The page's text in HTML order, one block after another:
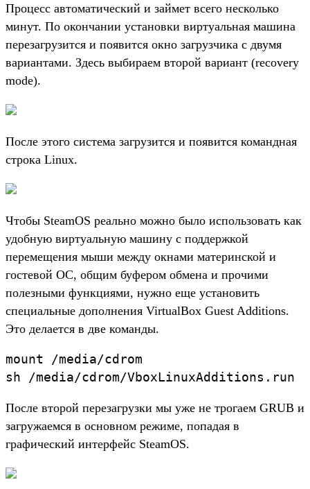
Процесс автоматический и займет всего несколько
минут. По окончании установки виртуальная машина
перезагрузится и появится окно загрузчика с двумя
вариантами. Здесь выбираем второй вариант (recovery
mode).
После этого система загрузится и появится командная
строка Linux.
Чтобы SteamOS реально можно было использовать как
удобную виртуальную машину с поддержкой
перемещения мыши между окнами материнской и
гостевой ОС, общим буфером обмена и прочими
полезными функциями, нужно еще установить
специальные дополнения VirtualBox Guest Additions.
Это делается в две команды.
mount /media/cdrom
sh /media/cdrom/VboxLinuxAdditions.run
После второй перезагрузки мы уже не трогаем GRUB и
загружаемся в основном режиме, попадая в
графический интерфейс SteamOS.